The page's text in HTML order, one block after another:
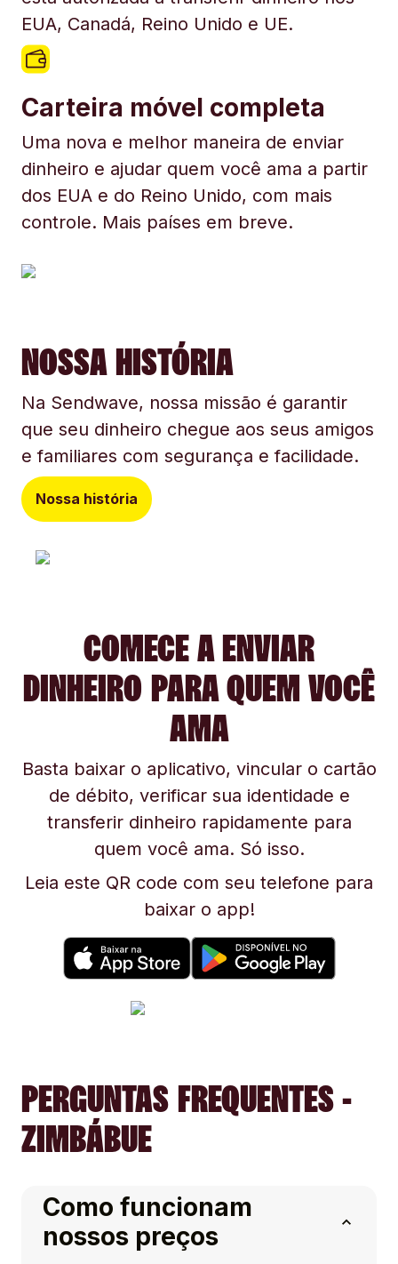
EUA, Canadá, Reino Unido e UE.
Carteira móvel completa
Uma nova e melhor maneira de enviar
dinheiro e ajudar quem você ama a partir
dos EUA e do Reino Unido, com mais
controle. Mais países em breve.
NOSSA HISTÓRIA
Na Sendwave, nossa missão é garantir
que seu dinheiro chegue aos seus amigos
e familiares com segurança e facilidade.
Nossa história
COMECE A ENVIAR
DINHEIRO PARA QUEM VOCÊ
AMA
Basta baixar o aplicativo, vincular o cartão
de débito, verificar sua identidade e
transferir dinheiro rapidamente para
quem você ama. Só isso.
Leia este QR code com seu telefone para
baixar o app!
PERGUNTAS FREQUENTES -
ZIMBÁBUE
Como funcionam
nossos preços